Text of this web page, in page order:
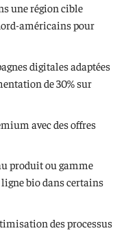
une région cible
américains pour
digitales adaptées
de 30% sur
avec des offres
produit ou gamme
bio dans certains
des processus